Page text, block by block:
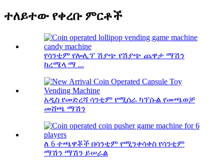
ተለይተው የቀረቡ ምርቶች
የሳንቲም የሎሊፕ ሽያጭ የሽያጭ ጨዋታ ማሽን
ከረሜላ ማ ...
አዲስ የመድረሻ ሳንቲም የሚሰራ ካፕሱል የመጫወቻ
መሸጫ ማሽን
ለ 6 ተጫዋቾች በሳንቲም የሚንቀሳቀስ የሳንቲም
ማሽን ማሽን ይሠራል